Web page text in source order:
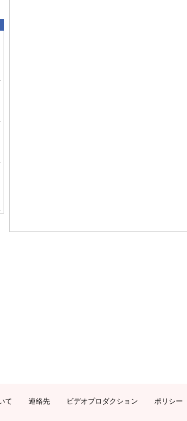
て 連絡先 ビデオプロダクション ポリシー